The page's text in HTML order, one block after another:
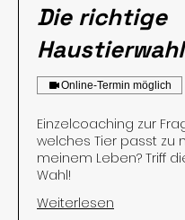
Die richtige
Haustierwahl
Online-Termin möglich
Einzelcoaching zur
welches Tier passt zu
meinem Leben? Triff
Wahl!
Weiterlesen